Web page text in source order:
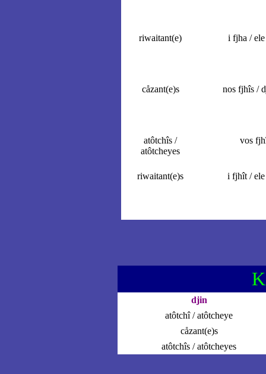
riwaitant(e) i fjha /
cåzant(e)s nos fjhîs /
atôtchîs /
atôtcheyes
vos
riwaitant(e)s i fjhît /
djin
atôtchî / atôtcheye
cåzant(e)s
atôtchîs / atôtcheyes